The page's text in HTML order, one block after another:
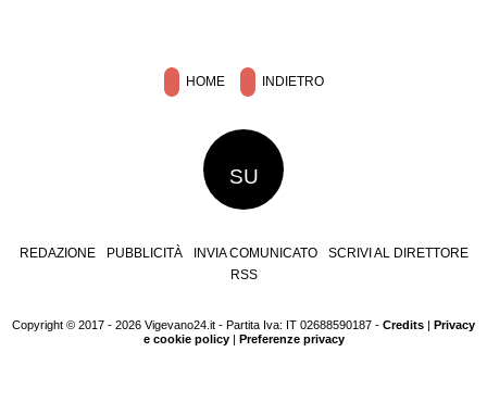
HOME INDIETRO
SU
REDAZIONE PUBBLICITÀ INVIA COMUNICATO
SCRIVI AL DIRETTORE
RSS
Copyright © 2017 - 2026 Vigevano24.it - Partita Iva: IT 02688590187 - Credits | Privacy
e cookie policy| Preferenze privacy